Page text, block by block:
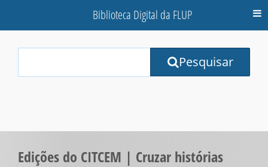
Biblioteca Digital da FLUP
Terms:
Pesquisar
Edições do CITCEM | Cruzar histórias